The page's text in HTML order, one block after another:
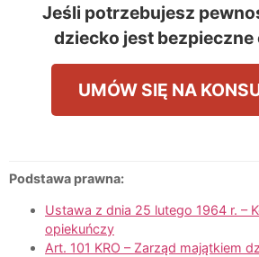
Jeśli potrzebujesz
dziecko jest bezpieczne
UMÓW SIĘ NA
Podstawa prawna:
Ustawa z dnia 25 lutego 1964 r. –
opiekuńczy
Art. 101 KRO – Zarząd majątkiem